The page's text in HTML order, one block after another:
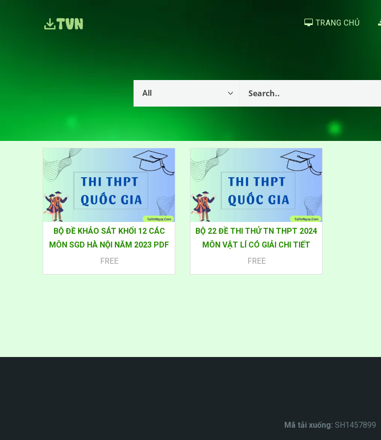
TRANG CHỦ
BỘ ĐỀ KHẢO SÁT KHỐI 12 CÁC
MÔN SGD HÀ NỘI NĂM 2023 PDF
FREE
BỘ 22 ĐỀ THI THỬ TN THPT 2024
MÔN VẬT LÍ CÓ GIẢI CHI TIẾT
FREE
Mã tải xuống: SH1457899